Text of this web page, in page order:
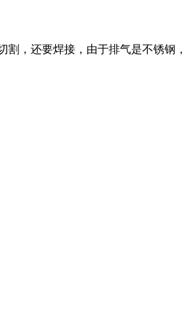
割，还要焊接，由于排气是不锈钢